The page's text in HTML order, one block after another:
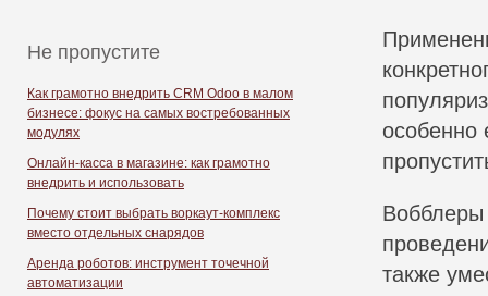
Не пропустите
Как грамотно внедрить CRM Odoo в малом
бизнесе: фокус на самых востребованных
модулях
Онлайн-касса в магазине: как грамотно
внедрить и использовать
Почему стоит выбрать воркаут-комплекс
вместо отдельных снарядов
Аренда роботов: инструмент точечной
автоматизации
особенно
Вобблеры
также